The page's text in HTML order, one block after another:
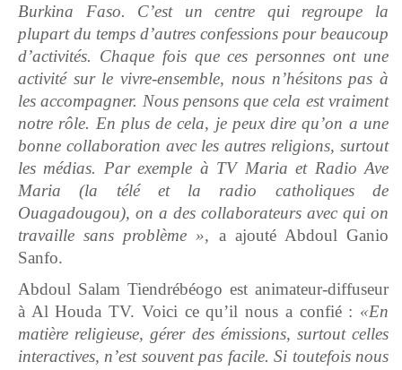
Burkina Faso. C’est un centre qui regroupe la
plupart du temps d’autres confessions pour beaucoup
d’activités. Chaque fois que ces personnes ont une
activité sur le vivre-ensemble, nous n’hésitons pas à
les accompagner. Nous pensons que cela est vraiment
notre rôle. En plus de cela, je peux dire qu’on a une
bonne collaboration avec les autres religions, surtout
les médias. Par exemple à TV Maria et Radio Ave
Maria (la télé et la radio catholiques de
Ouagadougou), on a des collaborateurs avec qui on
travaille sans problème », a ajouté Abdoul Ganio
Sanfo.
Abdoul Salam Tiendrébéogo est animateur-diffuseur
à Al Houda TV. Voici ce qu’il nous a confié : «En
matière religieuse, gérer des émissions, surtout celles
interactives, n’est souvent pas facile. Si toutefois nous